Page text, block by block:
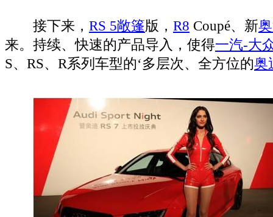
接下来， RS 5敞篷版， R8 Coupé、新
来。持续、快速的产品导入，使得一汽-大
S、RS、R系列车型的‘多层次、全方位的奥